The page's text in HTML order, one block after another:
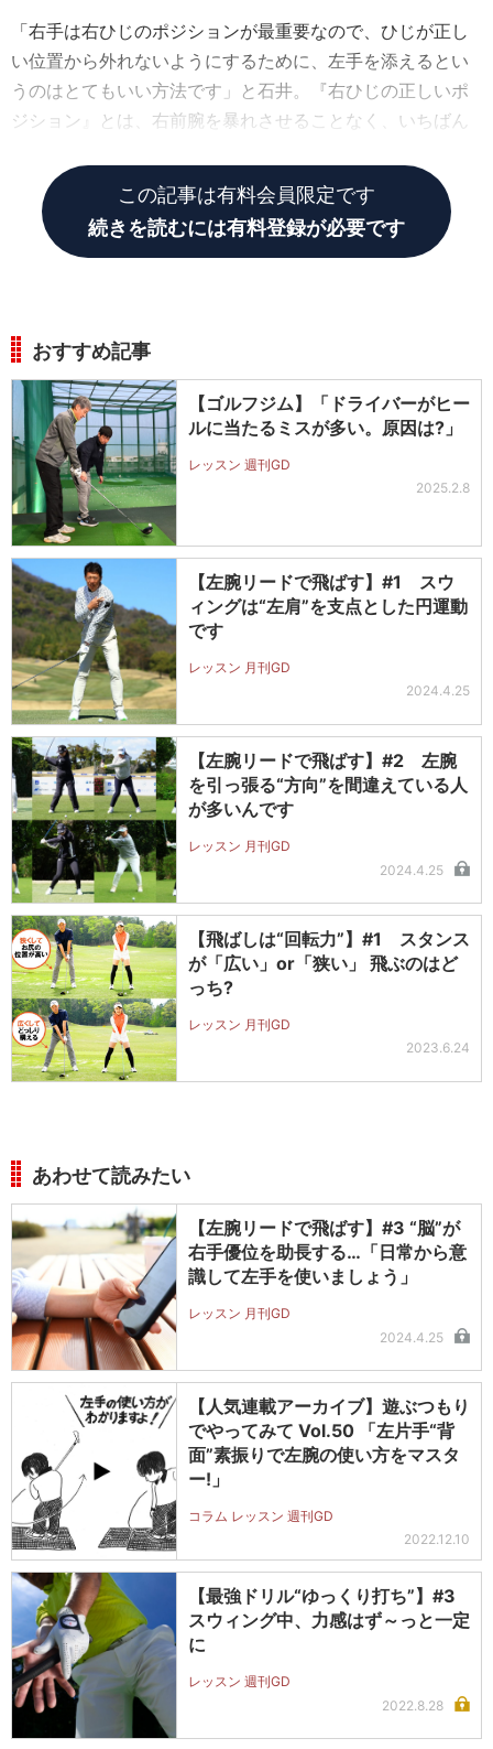
「右手は右ひじのポジションが最重要なので、ひじが正し
い位置から外れないようにするために、左手を添えるとい
うのはとてもいい方法です」と石井。『右ひじの正しいポ
ジション』とは、右前腕を暴れさせることなく、いちばん
この記事は有料会員限定です
続きを読むには有料登録が必要です
おすすめ記事
【ゴルフジム】「ドライバーがヒー
ルに当たるミスが多い。原因は?」
レッスン 週刊GD
2025.2.8
【左腕リードで飛ばす】#1 スウ
ィングは“左肩”を支点とした円運動
です
レッスン 月刊GD
2024.4.25
【左腕リードで飛ばす】#2 左腕
を引っ張る“方向”を間違えている人
が多いんです
レッスン 月刊GD
2024.4.25
【飛ばしは“回転力”】#1 スタンス
が「広い」or「狭い」 飛ぶのはど
っち?
レッスン 月刊GD
2023.6.24
あわせて読みたい
【左腕リードで飛ばす】#3 “脳”が
右手優位を助長する…「日常から意
識して左手を使いましょう」
レッスン 月刊GD
2024.4.25
【人気連載アーカイブ】遊ぶつもり
でやってみて Vol.50 「左片手“背
面”素振りで左腕の使い方をマスタ
ー!」
コラム レッスン 週刊GD
2022.12.10
【最強ドリル“ゆっくり打ち”】#3
スウィング中、力感はず～っと一定
に
レッスン 週刊GD
2022.8.28